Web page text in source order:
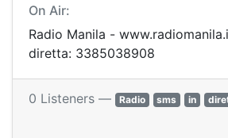
On Air:
Radio Manila -
diretta: 3385038908
0 Listeners — Radio sms in